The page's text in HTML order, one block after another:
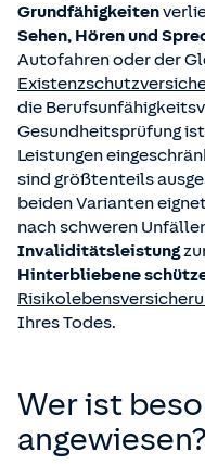
Grundfähigkeiten
Sehen, Hören und
Autofahren oder der
die
Gesundheitsprüfung
Leistungen
sind größtenteils
beiden Varianten
nach schweren
Invaliditätsleistung
Hinterbliebene
Ihres Todes.
Wer ist
angewiesen?